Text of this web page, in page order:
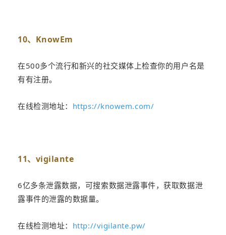
10、KnowEm
在500多个流行和新兴的社交媒体上检查你的用户名是
有有注册。
在线检测地址： https://knowem.com/
11、vigilante
6亿多条泄露数据，可搜索数据泄露事件，获取数据泄
露事件的泄露的数据量。
在线检测地址： http://vigilante.pw/